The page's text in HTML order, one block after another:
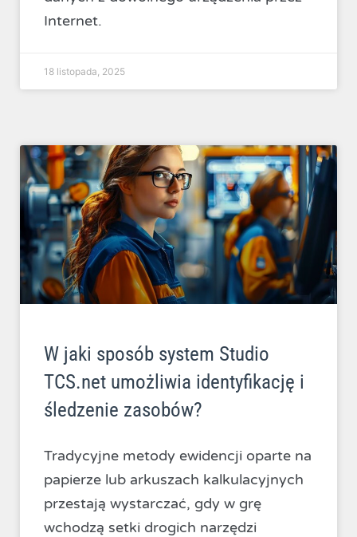
Internet.
18 listopada, 2025
W jaki sposób system Studio
TCS.net umożliwia identyfikację i
śledzenie zasobów?
Tradycyjne metody ewidencji oparte na
papierze lub arkuszach kalkulacyjnych
przestają wystarczać, gdy w grę
wchodzą setki drogich narzędzi